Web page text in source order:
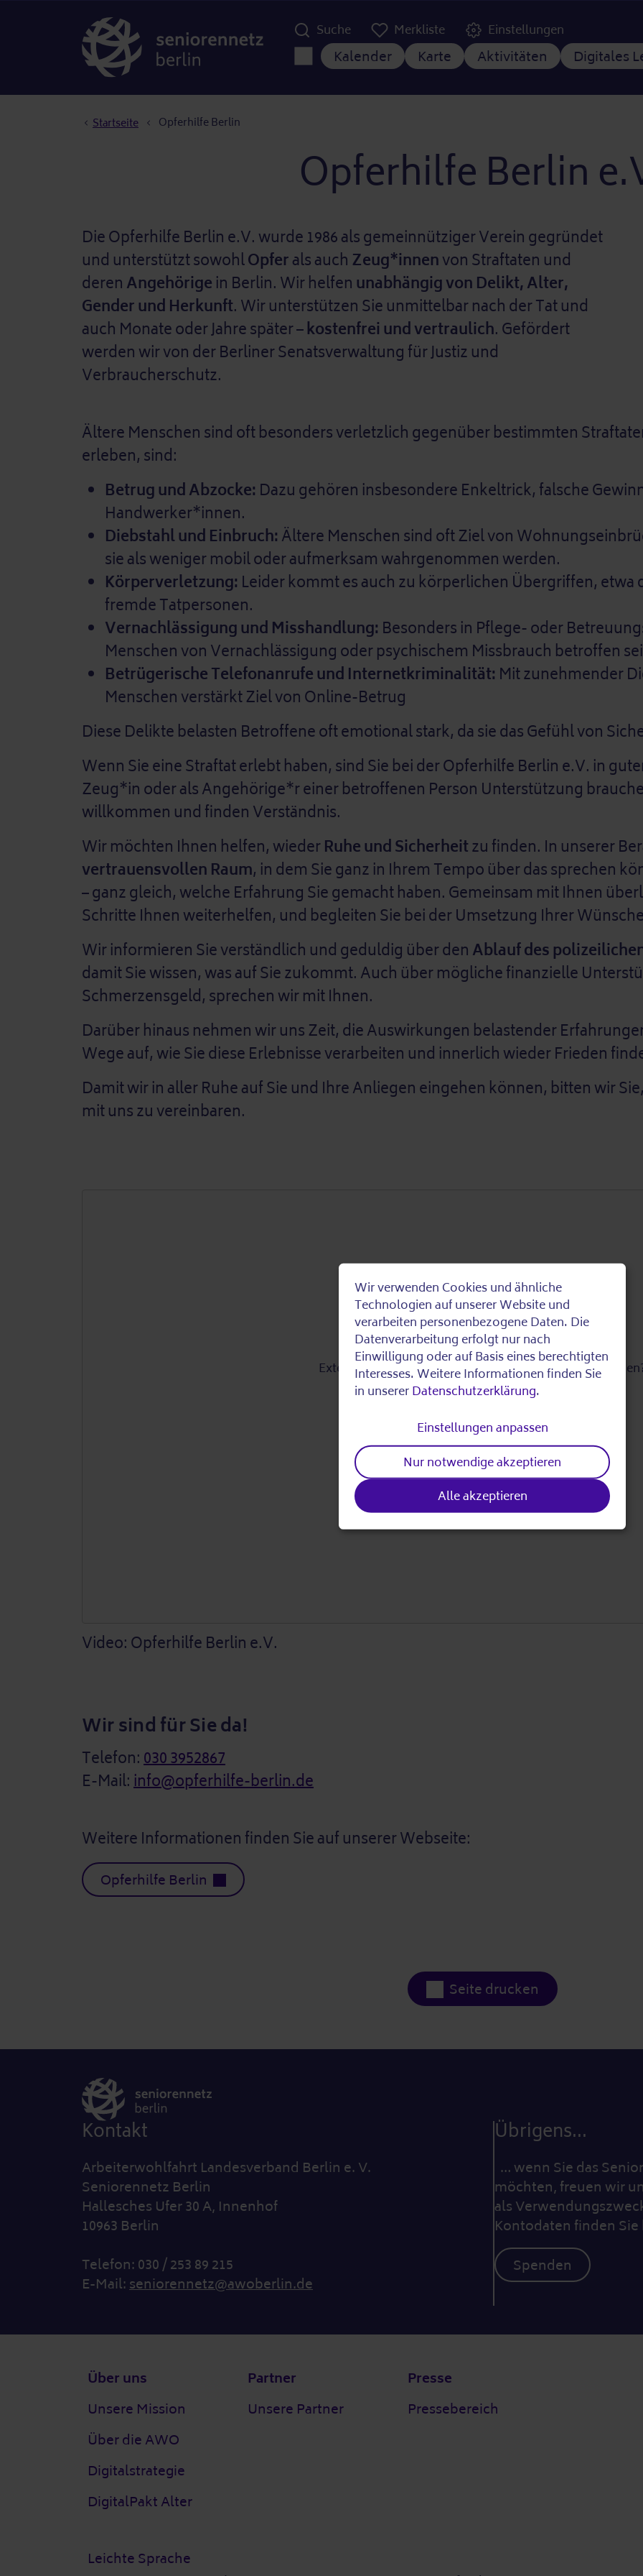
Hauptnavigation
Kalender Karte Aktivitäten Digitales
Menü der Kopfzeile
Suche Merkliste Einstellungen
Startseite Opferhilfe Berlin
Opferhilfe Berlin
Die Opferhilfe Berlin e.V. wurde 1986 als gemeinnütziger Verein gegründet
und unterstützt sowohlOpferals auch Zeug*innenvon Straftaten und
deren Angehörige in Berlin. Wir helfen unabhängig von Delikt, Alter,
Gender und Herkunft. Wir unterstützen Sie unmittelbar nach der Tat und
auch Monate oder Jahre später –kostenfrei und vertraulich. Gefördert
werden wir von der Berliner Senatsverwaltung für Justiz und
Verbraucherschutz.
Ältere Menschen sind oft besonders verletzlich gegenüber bestimmten
erleben, sind:
Betrug und Abzocke: Dazu gehören insbesondere Enkeltrick, falsche
Handwerker*innen.
Diebstahl und Einbruch: Ältere Menschen sind oft Ziel von
sie als weniger mobil oder aufmerksam wahrgenommen werden.
Körperverletzung: Leider kommt es auch zu körperlichen Übergriffen,
fremde Tatpersonen.
Vernachlässigung und Misshandlung: Besonders in Pflege- oder
Menschen von Vernachlässigung oder psychischem Missbrauch betroffen
Betrügerische Telefonanrufe und Internetkriminalität: Mit zunehmender
Menschen verstärkt Ziel von Online-Betrug
Diese Delikte belasten Betroffene oft emotional stark, da sie das Gefühl von
Wenn Sie eine Straftat erlebt haben, sind Sie bei der Opferhilfe Berlin e.V. in
Zeug*in oder als Angehörige*r einer betroffenen Person Unterstützung
willkommen und finden Verständnis.
Wir möchten Ihnen helfen, wiederRuhe und Sicherheitzu finden. In unserer
vertrauensvollen Raum, in dem Sie ganz in Ihrem Tempo über das sprechen
– ganz gleich, welche Erfahrung Sie gemacht haben. Gemeinsam mit Ihnen
Schritte Ihnen weiterhelfen, und begleiten Sie bei der Umsetzung Ihrer
Wir informieren Sie verständlich und geduldig über den Ablauf des
damit Sie wissen, was auf Sie zukommt. Auch über mögliche finanzielle
Schmerzensgeld, sprechen wir mit Ihnen.
Darüber hinaus nehmen wir uns Zeit, die Auswirkungen belastender
Wege auf, wie Sie diese Erlebnisse verarbeiten und innerlich wieder Frieden
Damit wir in aller Ruhe auf Sie und Ihre Anliegen eingehen können, bitten wir
mit uns zu vereinbaren.
Die Opferhilfe Berlin
Extern vonYouTubezur verfügung gestellten Inhalt
Manage privacy settings
Video: Opferhilfe Berlin e.V.
Wir sind für Sie da!
Telefon:030 3952867
E-Mail:info@opferhilfe-berlin.de
Weitere Informationen finden Sie auf unserer Webseite:
Opferhilfe Berlin
Seite drucken
Kontakt
Arbeiterwohlfahrt Landesverband Berlin e. V.
Seniorennetz Berlin
Hallesches Ufer 30 A, Innenhof
10963 Berlin
Telefon: 030 / 253 89 215
E-Mail:seniorennetz@awoberlin.de
Übrigens...
… wenn Sie das
möchten, freuen wir
als
Kontodaten finden Sie
Spenden
Fußzeile
Über uns
Unsere Mission
Über die AWO
Digitalstrategie
DigitalPakt Alter
Leichte Sprache
Partner
Unsere Partner
Presse
Pressebereich
Use
of
personal
and
cookies
Wir verwenden Cookies und ähnliche
Technologien auf unserer Website und
verarbeiten personenbezogene Daten. Die
Datenverarbeitung erfolgt nur nach
Einwilligung oder auf Basis eines berechtigten
Interesses. Weitere Informationen finden Sie
in unsererDatenschutzerklärung.
Einstellungen anpassen
Nur notwendige akzeptieren
Alle akzeptieren